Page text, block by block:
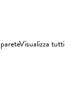
Visualizza tutti